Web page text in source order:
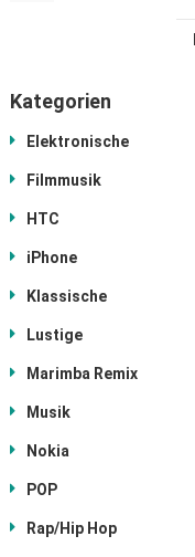
Kategorien
Elektronische
Filmmusik
HTC
iPhone
Klassische
Lustige
Marimba Remix
Musik
Nokia
POP
Rap/Hip Hop